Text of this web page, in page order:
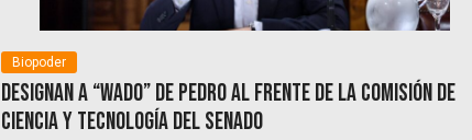
Biopoder
Designan a “Wado” de Pedro al frente de la comisión de
Ciencia y Tecnología del Senado